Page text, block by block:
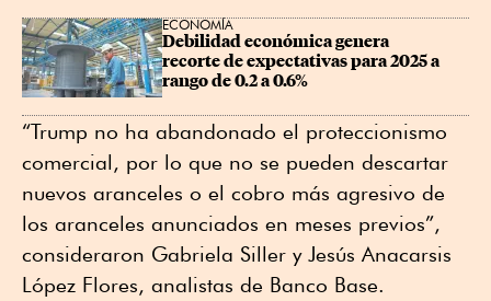
ECONOMÍA
Debilidad económica genera
recorte de expectativas para 2025 a
rango de 0.2 a 0.6%
“Trump no ha abandonado el proteccionismo
comercial, por lo que no se pueden descartar
nuevos aranceles o el cobro más agresivo de
los aranceles anunciados en meses previos”,
consideraron Gabriela Siller y Jesús Anacarsis
López Flores, analistas de Banco Base.